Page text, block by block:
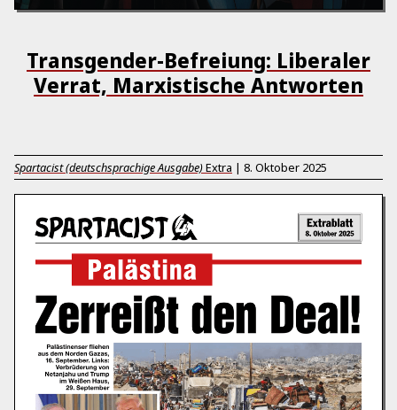
Transgender-Befreiung: Liberaler
Verrat, Marxistische Antworten
Spartacist (deutschsprachige Ausgabe)Extra | 8. Oktober 2025